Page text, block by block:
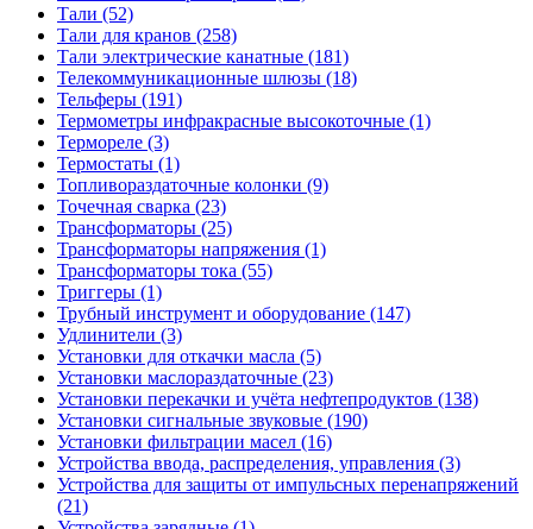
Тали (52)
Тали для кранов (258)
Тали электрические канатные (181)
Телекоммуникационные шлюзы (18)
Тельферы (191)
Термометры инфракрасные высокоточные (1)
Термореле (3)
Термостаты (1)
Топливораздаточные колонки (9)
Точечная сварка (23)
Трансформаторы (25)
Трансформаторы напряжения (1)
Трансформаторы тока (55)
Триггеры (1)
Трубный инструмент и оборудование (147)
Удлинители (3)
Установки для откачки масла (5)
Установки маслораздаточные (23)
Установки перекачки и учёта нефтепродуктов (138)
Установки сигнальные звуковые (190)
Установки фильтрации масел (16)
Устройства ввода, распределения, управления (3)
Устройства для защиты от импульсных перенапряжений
(21)